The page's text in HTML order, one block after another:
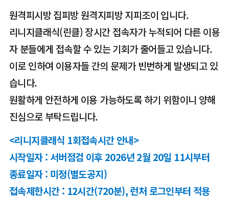
원격피시방 집피방 원격지피방 지피조이 입니다.
리니지클래식(린클) 장시간 접속자가 누적되어 다른 이용
자 분들에게 접속할 수 있는 기회가 줄어들고 있습니다.
이로 인하여 이용자들 간의 문제가 빈번하게 발생되고 있
습니다.
원활하게 안전하게 이용 가능하도록 하기 위함이니 양해
진심으로 부탁드립니다.
<리니지클래식 1회접속시간 안내>
시작일자 : 서버점검 이후 2026년 2월 20일 11시부터
종료일자 : 미정(별도공지)
접속제한시간 : 12시간(720분), 런처 로그인부터 적용